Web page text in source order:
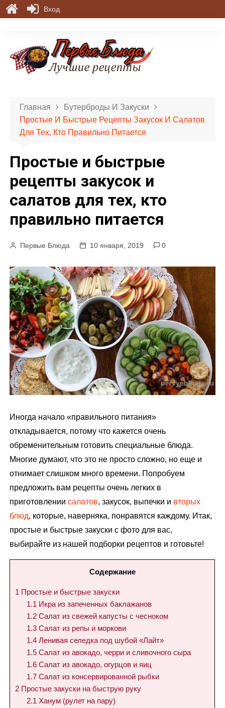
Главная
Бутерброды И Закуски
Простые И Быстрые Рецепты Закусок И Салатов
Для Тех, Кто Правильно Питается
Простые и быстрые
рецепты закусок и
салатов для тех, кто
правильно питается
Первые Блюда 10 января, 2019 0
Иногда начало «правильного питания»
откладывается, потому что кажется очень
обременительным готовить специальные блюда.
Многие думают, что это не просто сложно, но еще и
отнимает слишком много времени. Попробуем
предложить вам рецепты очень легких в
приготовлениисалатов, закусок, выпечки и вторых
блюд, которые, наверняка, понравятся каждому. Итак,
простые и быстрые закуски с фото для вас,
выбирайте из нашей подборки рецептов и готовьте!
Содержание
1 Простые и быстрые закуски
1.1 Икра из запеченных баклажанов
1.2 Салат из свежей капусты с чесноком
1.3 Салат из репы и моркови
1.4 Ленивая селедка под шубой «Лайт»
1.5 Салат из авокадо, черри и сливочного сыра
1.6 Салат из авокадо, огурцов и яиц
1.7 Салат из консервированной рыбки
2 Простые закуски на быструю руку
2.1 Ханум (рулет на пару)
Вход